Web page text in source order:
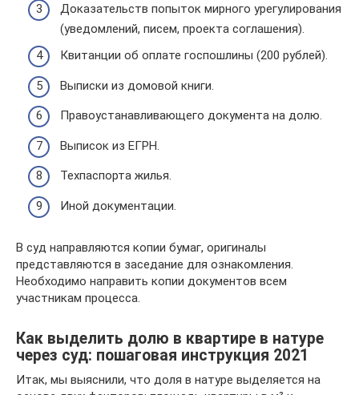
Доказательств попыток мирного урегулирования
(уведомлений, писем, проекта соглашения).
Квитанции об оплате госпошлины (200 рублей).
Выписки из домовой книги.
Правоустанавливающего документа на долю.
Выписок из ЕГРН.
Техпаспорта жилья.
Иной документации.
В суд направляются копии бумаг, оригиналы
представляются в заседание для ознакомления.
Необходимо направить копии документов всем
участникам процесса.
Как выделить долю в квартире в натуре
через суд: пошаговая инструкция 2021
Итак, мы выяснили, что доля в натуре выделяется на